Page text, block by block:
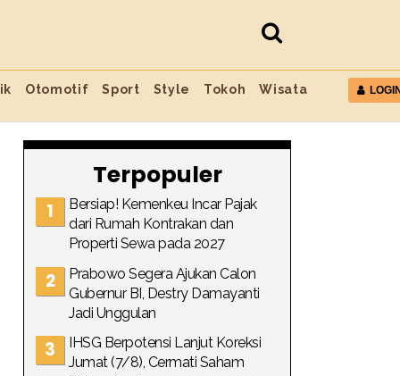
Otomotif Sport Style Tokoh Wisata
Terpopuler
Bersiap! Kemenkeu Incar Pajak
dari Rumah Kontrakan dan
Properti Sewa pada 2027
Prabowo Segera Ajukan Calon
Gubernur BI, Destry Damayanti
Jadi Unggulan
IHSG Berpotensi Lanjut Koreksi
Jumat (7/8), Cermati Saham